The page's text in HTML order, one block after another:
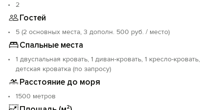
2
Гостей
5 (2 основных места, 3 дополн. 500 руб. / место)
Спальные места
1 двуспальная кровать, 1 диван-кровать, 1 кресло-кровать,
детская кроватка (по запросу)
Расстояние до моря
1500 метров